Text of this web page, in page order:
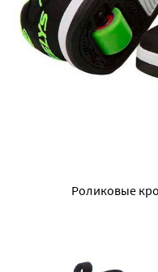
Роликовые